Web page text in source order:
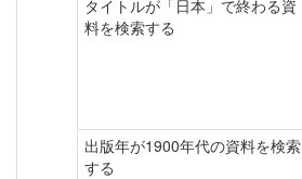
タイトルが「日本」で終わる資
料を検索する
出版年が1900年代の資料を検索
する